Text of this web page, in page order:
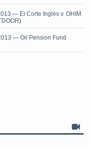
— El Corte Inglés v. OHIM
— Oil Pension Fund